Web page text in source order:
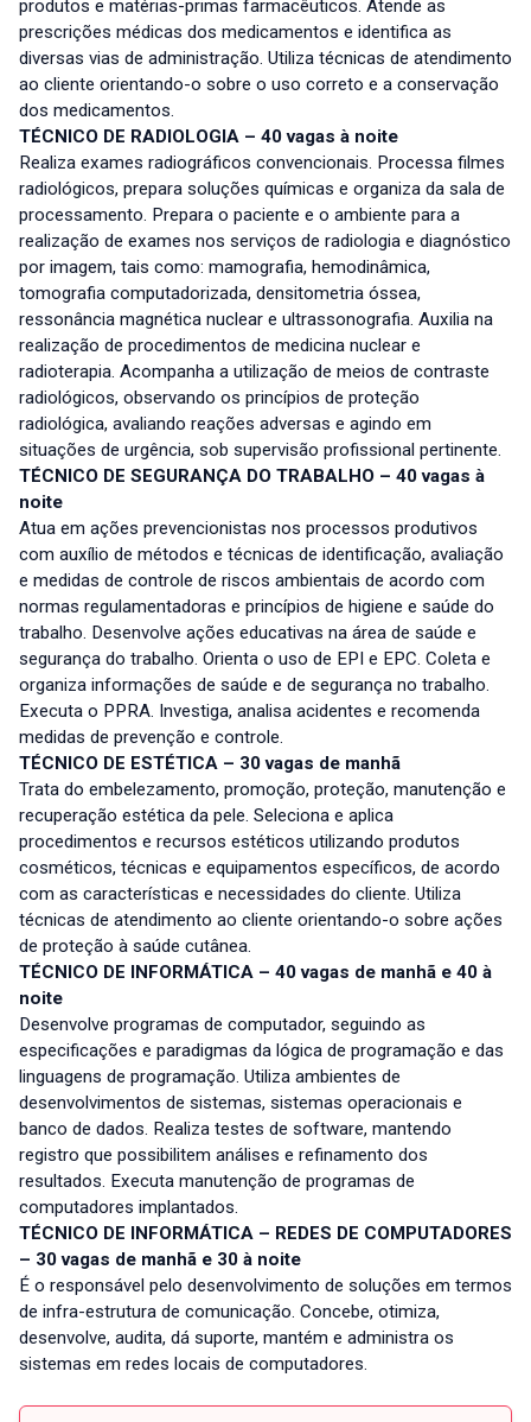
produtos e matérias-primas farmacêuticos. Atende as
prescrições médicas dos medicamentos e identifica as
diversas vias de administração. Utiliza técnicas de atendimento
ao cliente orientando-o sobre o uso correto e a conservação
dos medicamentos.
TÉCNICO DE RADIOLOGIA – 40 vagas à noite
Realiza exames radiográficos convencionais. Processa filmes
radiológicos, prepara soluções químicas e organiza da sala de
processamento. Prepara o paciente e o ambiente para a
realização de exames nos serviços de radiologia e diagnóstico
por imagem, tais como: mamografia, hemodinâmica,
tomografia computadorizada, densitometria óssea,
ressonância magnética nuclear e ultrassonografia. Auxilia na
realização de procedimentos de medicina nuclear e
radioterapia. Acompanha a utilização de meios de contraste
radiológicos, observando os princípios de proteção
radiológica, avaliando reações adversas e agindo em
situações de urgência, sob supervisão profissional pertinente.
TÉCNICO DE SEGURANÇA DO TRABALHO – 40 vagas à
noite
Atua em ações prevencionistas nos processos produtivos
com auxílio de métodos e técnicas de identificação, avaliação
e medidas de controle de riscos ambientais de acordo com
normas regulamentadoras e princípios de higiene e saúde do
trabalho. Desenvolve ações educativas na área de saúde e
segurança do trabalho. Orienta o uso de EPI e EPC. Coleta e
organiza informações de saúde e de segurança no trabalho.
Executa o PPRA. Investiga, analisa acidentes e recomenda
medidas de prevenção e controle.
TÉCNICO DE ESTÉTICA – 30 vagas de manhã
Trata do embelezamento, promoção, proteção, manutenção e
recuperação estética da pele. Seleciona e aplica
procedimentos e recursos estéticos utilizando produtos
cosméticos, técnicas e equipamentos específicos, de acordo
com as características e necessidades do cliente. Utiliza
técnicas de atendimento ao cliente orientando-o sobre ações
de proteção à saúde cutânea.
TÉCNICO DE INFORMÁTICA – 40 vagas de manhã e 40 à
noite
Desenvolve programas de computador, seguindo as
especificações e paradigmas da lógica de programação e das
linguagens de programação. Utiliza ambientes de
desenvolvimentos de sistemas, sistemas operacionais e
banco de dados. Realiza testes de software, mantendo
registro que possibilitem análises e refinamento dos
resultados. Executa manutenção de programas de
computadores implantados.
TÉCNICO DE INFORMÁTICA – REDES DE COMPUTADORES
– 30 vagas de manhã e 30 à noite
É o responsável pelo desenvolvimento de soluções em termos
de infra-estrutura de comunicação. Concebe, otimiza,
desenvolve, audita, dá suporte, mantém e administra os
sistemas em redes locais de computadores.